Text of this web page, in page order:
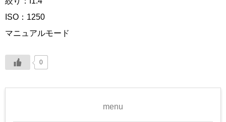
ISO：1250
マニュアルモード
0
menu